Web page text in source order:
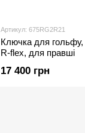
Артикул: 675RG2R21
Ключка для гольфу,
R-flex, для правші
17 400 грн